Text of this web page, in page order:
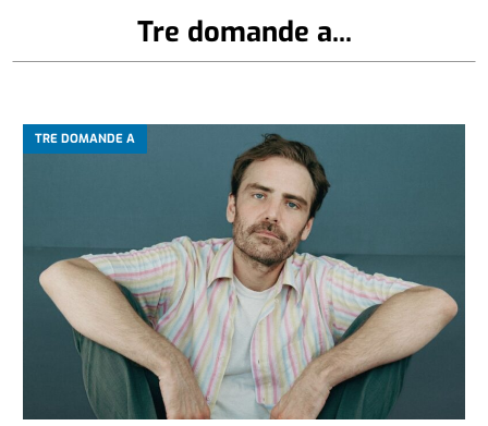
Tre domande a...
TRE DOMANDE A